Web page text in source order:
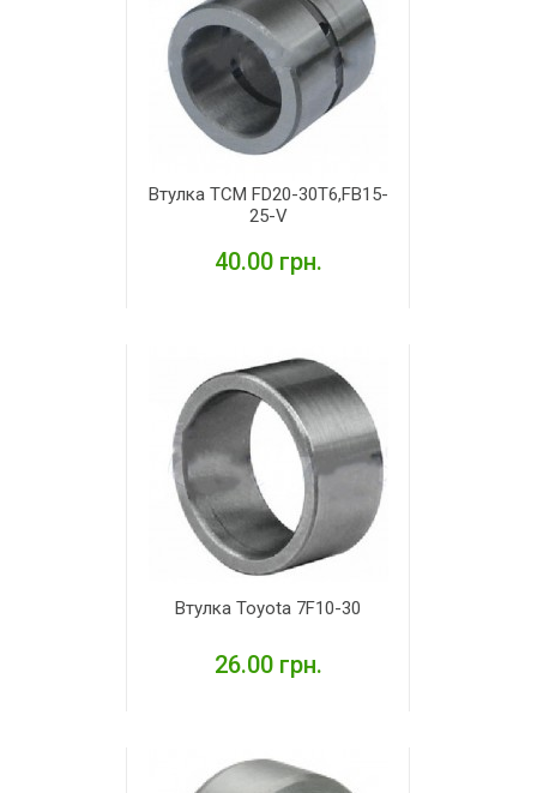
Втулка TCM FD20-30T6,FB15-
25-V
40.00 грн.
Втулка Toyota 7F10-30
26.00 грн.